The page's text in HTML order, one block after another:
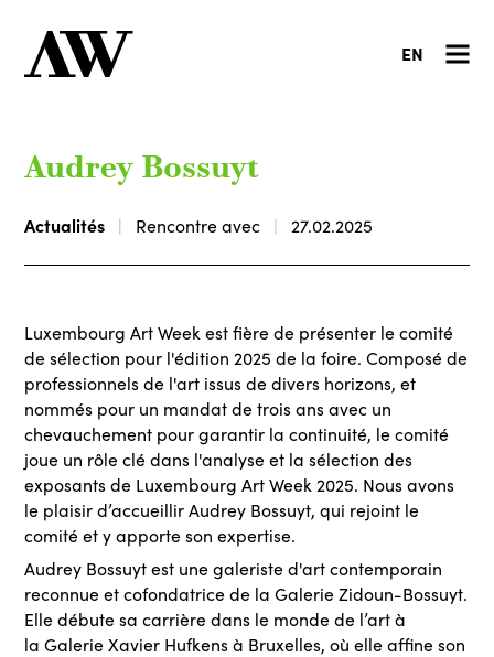
EN
Audrey Bossuyt
Actualités Rencontre avec 27.02.2025
Luxembourg Art Week est fière de présenter le comité
de sélection pour l'édition 2025 de la foire. Composé de
professionnels de l'art issus de divers horizons, et
nommés pour un mandat de trois ans avec un
chevauchement pour garantir la continuité, le comité
joue un rôle clé dans l'analyse et la sélection des
exposants de Luxembourg Art Week 2025. Nous avons
le plaisir d’accueillir Audrey Bossuyt, qui rejoint le
comité et y apporte son expertise.
Audrey Bossuyt est une galeriste d'art contemporain
reconnue et cofondatrice de la Galerie Zidoun-Bossuyt.
Elle débute sa carrière dans le monde de l’art à
la Galerie Xavier Hufkens à Bruxelles, où elle affine son